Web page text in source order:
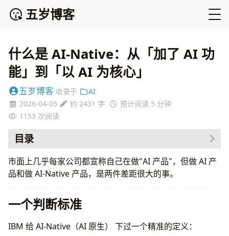
五岁博客
什么是 AI-Native：从「加了 AI 功
能」到「以 AI 为核心」
五岁博客 收录于
AI
2026-04-05
约 2431 字
预计阅读 5 分钟
1153 次阅读
目录
一个判断标准
和传统软件、AI 增强软件的区别
2. 自然语言优先
4. Agent 驱动业务编排
市面上几乎每家公司都宣称自己在做"AI 产品"，但做 AI 产
品和做 AI-Native 产品，是两件差距很大的事。
一个判断标准
IBM 给 AI-Native（AI 原生） 下过一个精准的定义：